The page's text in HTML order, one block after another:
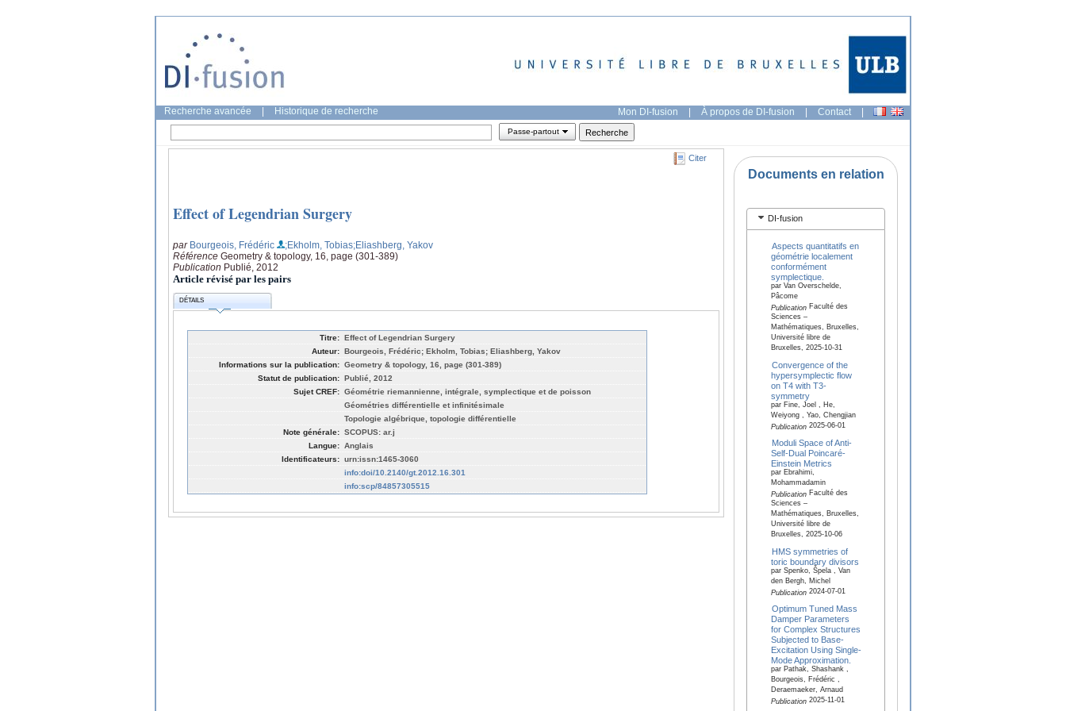
Recherche avancée Historique de recherche Mon DI-fusion | À propos de DI-fusion | Contact |
Passe-partout
Citer
Effect of Legendrian Surgery
par Bourgeois, Frédéric ;Ekholm, Tobias;Eliashberg, Yakov
Référence Geometry & topology, 16, page (301-389)
Publication Publié, 2012
Article révisé par les pairs
DÉTAILS
Titre: Effect of Legendrian Surgery
Auteur: Bourgeois, Frédéric; Ekholm, Tobias; Eliashberg, Yakov
Informations sur la publication: Geometry & topology, 16, page (301-389)
Statut de publication: Publié, 2012
Sujet CREF: Géométrie riemannienne, intégrale, symplectique et de poisson
Géométries différentielle et infinitésimale
Topologie algébrique, topologie différentielle
Note générale: SCOPUS: ar.j
Langue: Anglais
Identificateurs: urn:issn:1465-3060
info:doi/10.2140/gt.2012.16.301
info:scp/84857305515
Documents en relation
DI-fusion
Aspects quantitatifs en
géométrie localement
conformément
symplectique.
par Van Overschelde,
Pâcome
PublicationFaculté des
Sciences –
Mathématiques, Bruxelles,
Université libre de
Bruxelles, 2025-10-31
Convergence of the
hypersymplectic flow
on T4 with T3‐
symmetry
par Fine, Joel , He,
Weiyong , Yao, Chengjian
Publication2025-06-01
Moduli Space of Anti-
Self-Dual Poincaré-
Einstein Metrics
par Ebrahimi,
Mohammadamin
PublicationFaculté des
Sciences –
Mathématiques, Bruxelles,
Université libre de
Bruxelles, 2025-10-06
HMS symmetries of
toric boundary divisors
par Spenko, Špela , Van
den Bergh, Michel
Publication2024-07-01
Optimum Tuned Mass
Damper Parameters
for Complex Structures
Subjected to Base-
Excitation Using Single-
Mode Approximation.
par Pathak, Shashank ,
Bourgeois, Frédéric ,
Deraemaeker, Arnaud
Publication2025-11-01